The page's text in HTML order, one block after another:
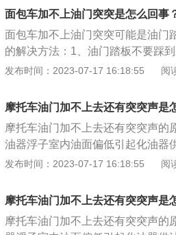
修，非专业个人车主无法解决。10
下降，马力也达不到要求。解决方
去4S店或维修厂检查维修电器线路
管生锈导致排气管突突突响。解决
故障。当发动机的节气门积碳或脏
门合适开度，即使车辆快要启动了
需要清洗清洗节气门。
于排气系统的故障。
来自点火系统和燃油喷射系统。点
蚀，会产生跳火跨接，大多发生于
低，动力下降严重，车辆感觉是象
面包车加不上油门突突是怎么回事
面包车加不上油门突突可能是油门
的解决方法：1、油门踏板不要踩
略高于怠速油门为好。步时，加油
情况和实际需要增大或减小油门。
机声音不正常，有突突的声音，换
力的原因有三个第一个就是气门、
位出现积碳，所以在汽车怠速的时
发布时间：2023-07-17 16:18:55 阅
摩托车油门加不上去还有突突声是
摩托车油门加不上去还有突突声的
油器浮子室内油面偏低引起化油器
缸筒与活塞配合间隙过大引起发动
检查空滤和化油器是否堵塞；3、
针、风门。
发布时间：2023-07-17 16:18:55 阅
摩托车油门加不上去还有突突声是
摩托车油门加不上去还有突突声的